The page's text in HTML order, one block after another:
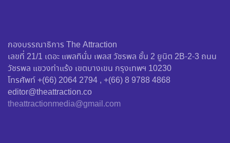
กองบรรณาธิการ The Attraction
เลขที่ 21/1 เดอะ แพลทินั่ม เพลส วัชรพล ชั้น 2 ยูนิต 2B-2-3 ถนน
วัชรพล แขวงท่าแร้ง เขตบางเขน กรุงเทพฯ 10230
โทรศัพท์ +(66) 2064 2794 , +(66) 8 9788 4868
editor@theattraction.co
theattractionmedia@gmail.com